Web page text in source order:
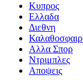
Κυπρος
Ελλαδα
Διεθνη
Αλλα Σπορ
Ντριμπλες
Αποψεις